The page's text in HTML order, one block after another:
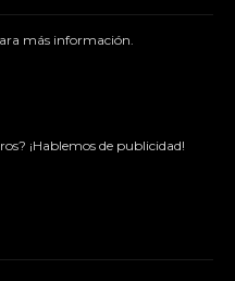
más información.
¡Hablemos de publicidad!